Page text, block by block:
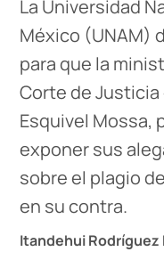
La Universidad
México (UNAM)
para que la
Corte de Justicia
Esquivel Mossa,
exponer sus
sobre el plagio
en su contra.
Itandehui Rodríguez